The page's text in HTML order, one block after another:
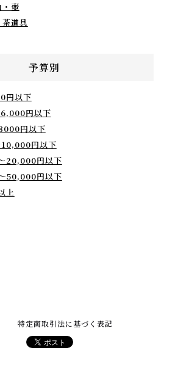
壺
道具
予算別
円以下
円以下
円以下
円以下
20,000円以下
50,000円以下
上
特定商取引法に基づく表記